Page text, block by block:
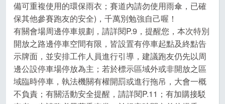
備可重複使用的環保雨衣；賽道內請勿使用雨傘，已確
保其他參賽跑友的安全)，千萬別勉強自己喔！
有關會場周邊停車規劃，請詳閱P.9，提醒您，本次特別
開放之路邊停車空間有限，皆設置有停車起點及終點告
示牌面，並安排工作人員進行引導，建議跑友仍先以周
邊公設停車場停放為主；若於標示區域外或非開放之區
域臨時停車，執法機關有權開罰或進行拖吊，大會一概
不負責；有關活動安全提醒，請詳閱P.11；有加購接駁